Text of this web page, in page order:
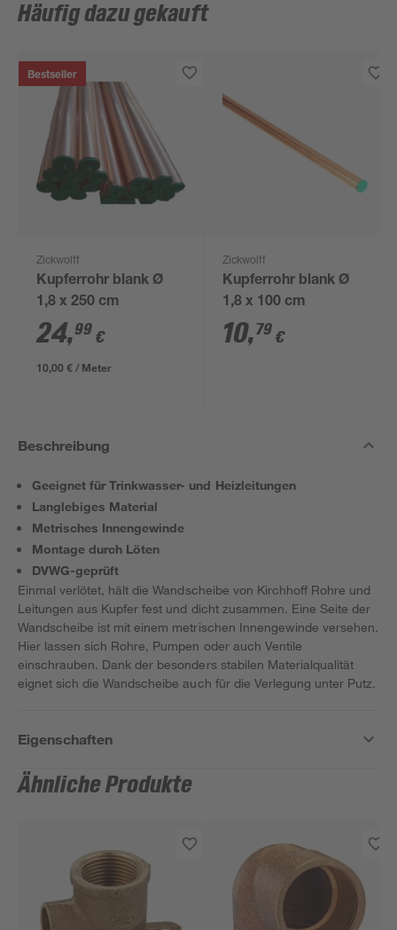
Häufig dazu gekauft
Bestseller
Zickwolff
Kupferrohr blank Ø
1,8 x 250 cm
24,99 €
10,00 € / Meter
Zickwolff
Kupferrohr blank Ø
1,8 x 100 cm
10,79 €
Beschreibung
Geeignet für Trinkwasser- und Heizleitungen
Langlebiges Material
Metrisches Innengewinde
Montage durch Löten
DVWG-geprüft
Einmal verlötet, hält die Wandscheibe von Kirchhoff Rohre und
Leitungen aus Kupfer fest und dicht zusammen. Eine Seite der
Wandscheibe ist mit einem metrischen Innengewinde versehen.
Hier lassen sich Rohre, Pumpen oder auch Ventile
einschrauben. Dank der besonders stabilen Materialqualität
eignet sich die Wandscheibe auch für die Verlegung unter Putz.
Eigenschaften
Ähnliche Produkte